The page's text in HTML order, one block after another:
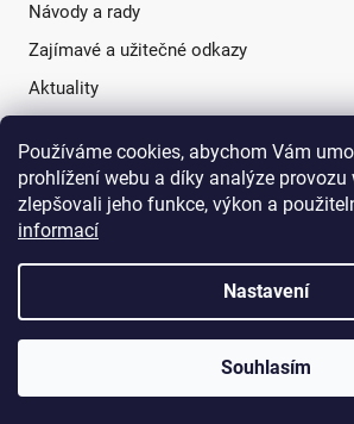
Používáme cookies, abychom Vám
prohlížení webu a díky analýze provozu
zlepšovali jeho funkce, výkon a
informací
Nastavení
Souhlasím
Návody a rady
Zajímavé a užitečné odkazy
Aktuality
Sociální sítě
Vytvořil Shoptet
Copyright 2026TANATECH.cz.